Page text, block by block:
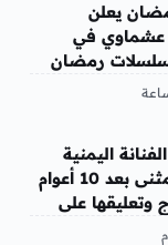
يعلن
في
رمضان
اليمنية
فاطمة مثنى بعد 10 أعوام
وتعليقها على